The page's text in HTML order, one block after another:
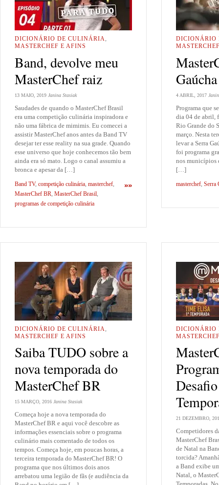
DICIONÁRIO DE CULINÁRIA,
MASTERCHEF E AFINS
Band, devolve meu
MasterChef raiz
13 MAIO, 2019 Janina Stasiak
Saudades de quando o MasterChef Brasil
era uma competição culinária inspiradora e
não uma fábrica de mimimis. Eu comecei a
assistir MasterChef anos antes da Band TV
desejar ter esse reality na sua grade. Quando
esse universo que hoje conhecemos tão bem
ainda era só mato. Logo o canal assumiu a
bronca e apesar da […]
»»
Band TV, competição culinária masterchef
MasterChef BR MasterChef Brasil
programas de competição culinária
DICIONÁRIO
Gaúcha
4 ABRIL, 2017
Programa que
dia 04 de abril,
Rio Grande do
março. Nesta
levar a Serra
foi programa
nos municípios
[…]
masterchef Serra
DICIONÁRIO DE CULINÁRIA
MASTERCHEF E AFINS
Saiba TUDO sobre a
nova temporada do
MasterChef BR
15 MARÇO, 2016 Janina Stasiak
Começa hoje a nova temporada do
MasterChef BR e aqui você descobre as
informações essenciais sobre o programa
culinário mais comentado de todos os
tempos. Começa hoje, em poucas horas, a
terceira temporada do MasterChef BR! O
programa que nos últimos dois anos
arrebatou uma legião de fãs (e audiência da
DICIONÁRIO
21 DEZEMBRO,
Competidores
MasterChef
de Natal na
torcida?
a Band exibe
Natal, o